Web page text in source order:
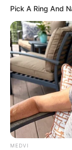
Pick A Ring And
MEDVI